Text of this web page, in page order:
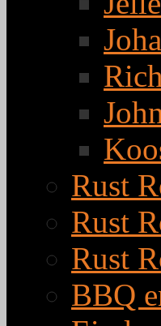
Rust
Rust
Rust
BBQ